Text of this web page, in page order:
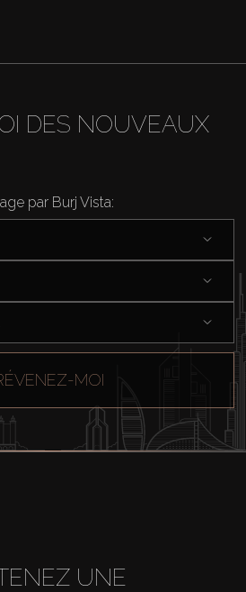
DES NOUVEAUX
par Burj Vista:
MOI
UNE